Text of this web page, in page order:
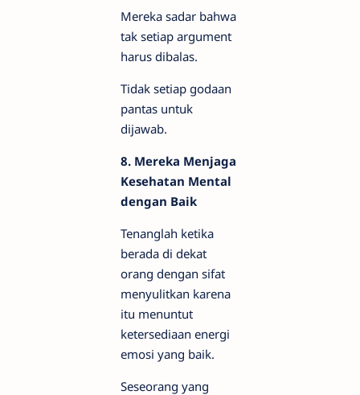
Mereka sadar bahwa
tak setiap argument
harus dibalas.
Tidak setiap godaan
pantas untuk
dijawab.
8. Mereka Menjaga
Kesehatan Mental
dengan Baik
Tenanglah ketika
berada di dekat
orang dengan sifat
menyulitkan karena
itu menuntut
ketersediaan energi
emosi yang baik.
Seseorang yang